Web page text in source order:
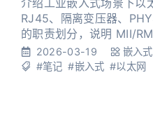
介绍工业嵌入式场景下以
RJ45、隔离变压器、
的职责划分，说明 MII/
口及 SMI(MDC/MDIO)
物理层的数据封装与传输
2026-03-19
嵌入式
#笔记 #嵌入式 #以太网